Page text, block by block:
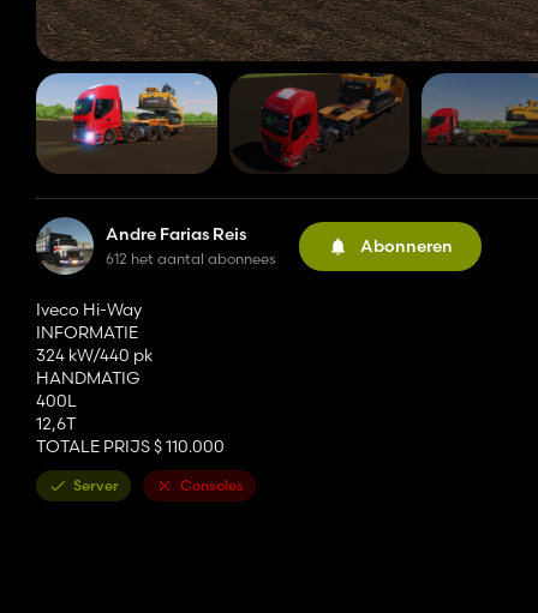
Andre Farias Reis
612 het aantal abonnees
Abonneren
Iveco Hi-Way
INFORMATIE
324 kW/440 pk
HANDMATIG
400L
12,6T
TOTALE PRIJS $ 110.000
Server Consoles